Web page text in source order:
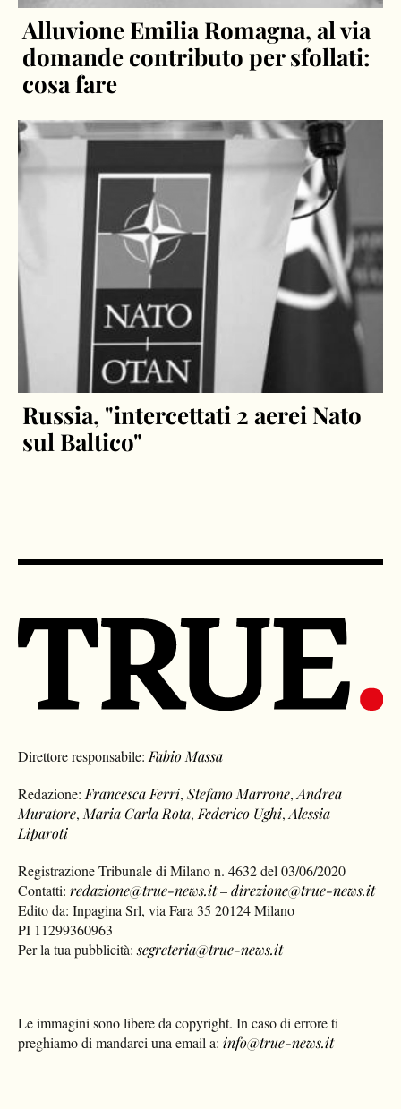
Alluvione Emilia Romagna, al via
domande contributo per sfollati:
cosa fare
Russia, "intercettati 2 aerei Nato
sul Baltico"
Direttore responsabile:Fabio Massa
Redazione:Francesca Ferri,Stefano Marrone,Andrea
Muratore,Maria Carla Rota,Federico Ughi,Alessia
Liparoti
Registrazione Tribunale di Milano n. 4632 del 03/06/2020
Contatti:redazione@true-news.it–direzione@true-news.it
Edito da: Inpagina Srl, via Fara 35 20124 Milano
PI 11299360963
Per la tua pubblicità:segreteria@true-news.it
Le immagini sono libere da copyright. In caso di errore ti
preghiamo di mandarci una email a: info@true-news.it